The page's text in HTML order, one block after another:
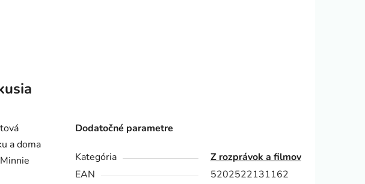
a doma
Dodatočné parametre
Kategória
Z rozprávok a filmov
EAN
5202522131162